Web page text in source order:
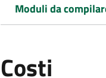
Moduli da
Costi